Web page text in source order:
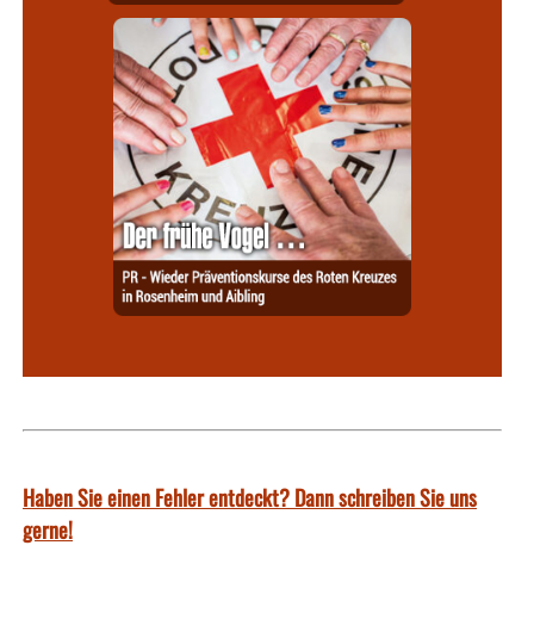
Haben Sie einen Fehler entdeckt? Dann schreiben Sie uns
gerne!